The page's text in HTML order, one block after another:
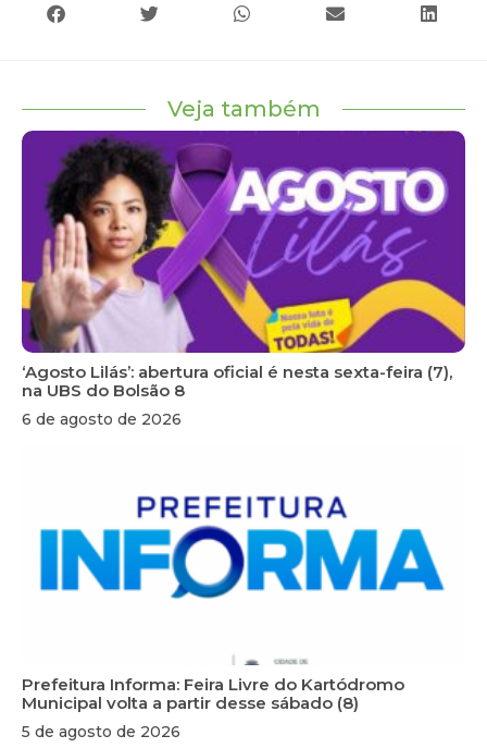
Veja também
‘Agosto Lilás’: abertura oficial é nesta sexta-feira (7),
na UBS do Bolsão 8
6 de agosto de 2026
Prefeitura Informa: Feira Livre do Kartódromo
Municipal volta a partir desse sábado (8)
5 de agosto de 2026